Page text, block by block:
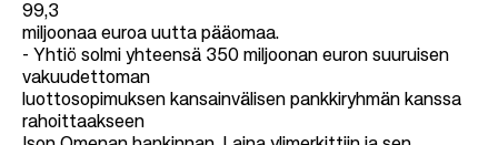
99,3
miljoonaa euroa uutta pääomaa.
- Yhtiö solmi yhteensä 350 miljoonan euron suuruisen
vakuudettoman
luottosopimuksen kansainvälisen pankkiryhmän kanssa
rahoittaakseen